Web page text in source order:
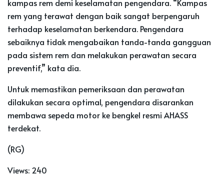
kampas rem demi keselamatan pengendara. “Kampas
rem yang terawat dengan baik sangat berpengaruh
terhadap keselamatan berkendara. Pengendara
sebaiknya tidak mengabaikan tanda-tanda gangguan
pada sistem rem dan melakukan perawatan secara
preventif,” kata dia.
Untuk memastikan pemeriksaan dan perawatan
dilakukan secara optimal, pengendara disarankan
membawa sepeda motor ke bengkel resmi AHASS
terdekat.
(RG)
Views: 240